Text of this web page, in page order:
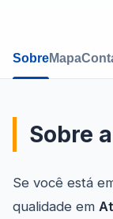
SobreMapa
Sobre
Se você está
qualidade em